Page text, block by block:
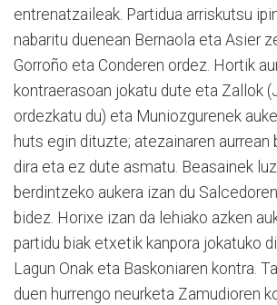
entrenatzaileak. Partidua arriskutsu
nabaritu duenean Bernaola eta Asier
Gorroño eta Conderen ordez. Hortik
kontraerasoan jokatu dute eta Zallok
ordezkatu du) eta Muniozgurenek
huts egin dituzte; atezainaren aurrean
dira eta ez dute asmatu. Beasainek
berdintzeko aukera izan du
bidez. Horixe izan da lehiako azken
partidu biak etxetik kanpora jokatuko
Lagun Onak eta Baskoniaren kontra.
duen hurrengo neurketa Zamudioren